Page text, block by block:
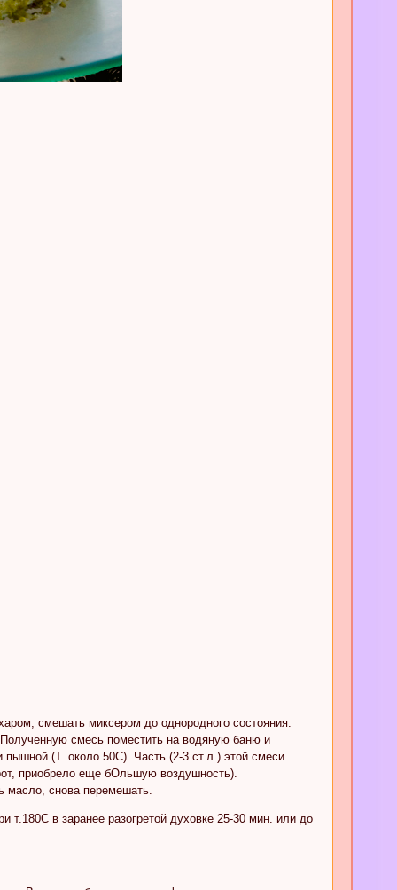
смешать миксером до однородного состояния.
смесь поместить на водяную баню и
пышной (Т. около 50С). Часть (2-3 ст.л.) этой смеси
приобрело еще бОльшую воздушность).
масло, снова перемешать.
в заранее разогретой духовке 25-30 мин. или до